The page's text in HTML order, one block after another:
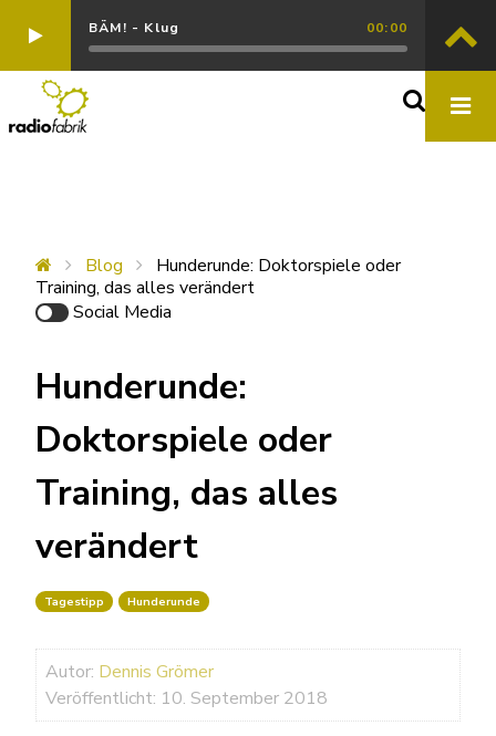
BÄM! - Klug 00:00
Blog
Hunderunde: Doktorspiele oder
Training, das alles verändert
Social Media
Hunderunde:
Doktorspiele oder
Training, das alles
verändert
Tagestipp Hunderunde
Autor: Dennis Grömer
Veröffentlicht: 10. September 2018